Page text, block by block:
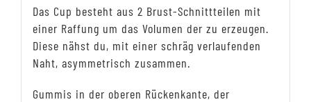
Das Cup besteht aus 2 Brust-Schnittteilen mit
einer Raffung um das Volumen der zu erzeugen.
Diese nähst du, mit einer schräg verlaufenden
Naht, asymmetrisch zusammen.
Gummis in der oberen Rückenkante, der